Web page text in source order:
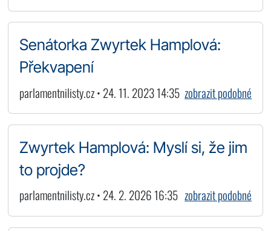
Senátorka Zwyrtek Hamplová:
Překvapení
parlamentnilisty.cz • 24. 11. 2023 14:35 zobrazit podobné
Zwyrtek Hamplová: Myslí si, že jim
to projde?
parlamentnilisty.cz • 24. 2. 2026 16:35 zobrazit podobné